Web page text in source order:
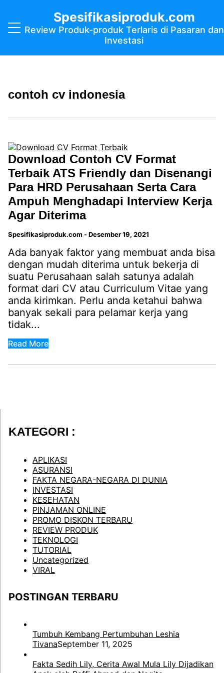
Spesifikasiproduk.com
Review Produk-produk Terlaris di Pasaran dan
Investasi
contoh cv indonesia
Download Contoh CV Format
Terbaik ATS Friendly dan Disenangi
Para HRD Perusahaan Serta Cara
Ampuh Menghadapi Interview Kerja
Agar Diterima
Spesifikasiproduk.com -Desember 19, 2021
Ada banyak faktor yang membuat anda bisa
dengan mudah diterima untuk bekerja di
suatu Perusahaan salah satunya adalah
format dari CV atau Curriculum Vitae yang
anda kirimkan. Perlu anda ketahui bahwa
banyak sekali para pelamar kerja yang
tidak...
Read More
KATEGORI :
APLIKASI
ASURANSI
FAKTA NEGARA-NEGARA DI DUNIA
INVESTASI
KESEHATAN
PINJAMAN ONLINE
PROMO DISKON TERBARU
REVIEW PRODUK
TEKNOLOGI
TUTORIAL
Uncategorized
VIRAL
POSTINGAN TERBARU
Tumbuh Kembang Pertumbuhan Leshia
TivanaSeptember 11, 2025
Fakta Sedih Lily, Cerita Awal Mula Lily Dijadikan